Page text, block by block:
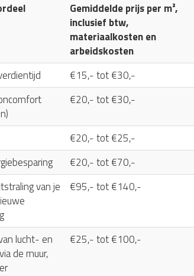
Gemiddelde prijs per m²,
inclusief btw,
materiaalkosten en
arbeidskosten
€15,- tot €30,-
€20,- tot €30,-
€20,- tot €25,-
€20,- tot €70,-
van je
€95,- tot €140,-
lucht- en
de muur,
€25,- tot €100,-